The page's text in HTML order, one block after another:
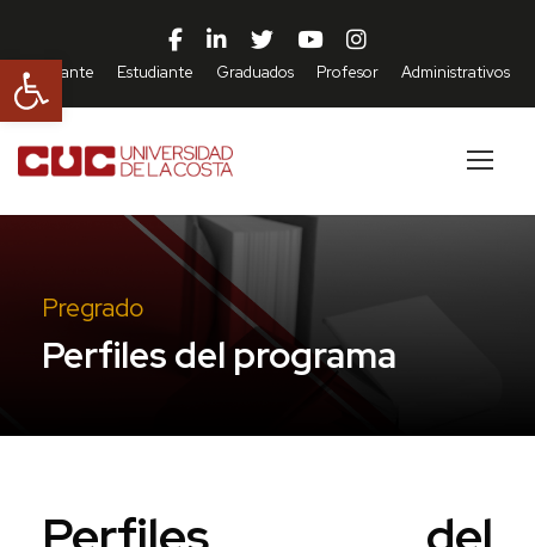
Abrir barra de herramientas
Aspirante Estudiante Graduados Profesor Administrativos
Pregrado
Perfiles del programa